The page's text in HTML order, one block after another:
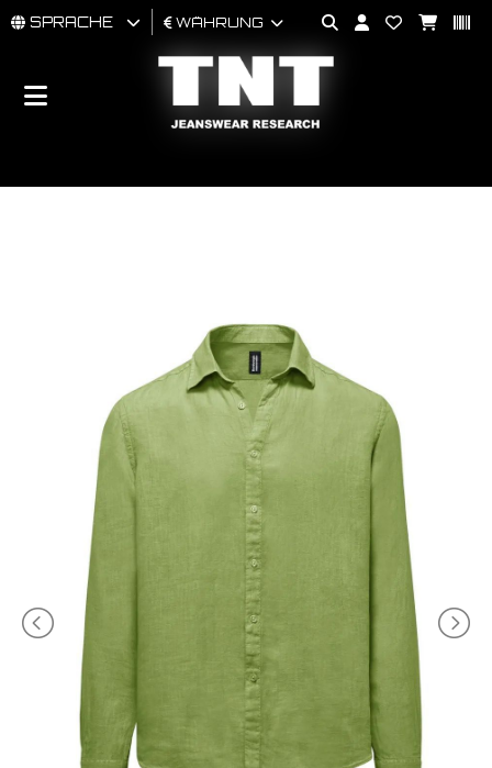
MÄNNER
BRAND
SPRACHE WÄHRUNG